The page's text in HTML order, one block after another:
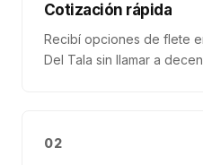
Cotización rápida
Recibí opciones de flete
Del Tala sin llamar a
02